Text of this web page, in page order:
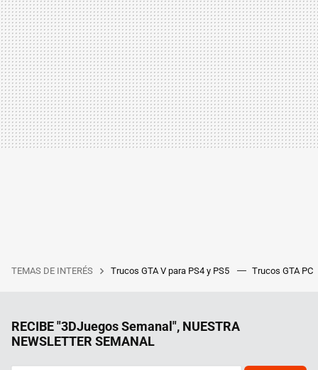
TEMAS DE INTERÉS Trucos GTA V para PS4 y PS5 Trucos GTA PC
RECIBE "3DJuegos Semanal", NUESTRA
NEWSLETTER SEMANAL